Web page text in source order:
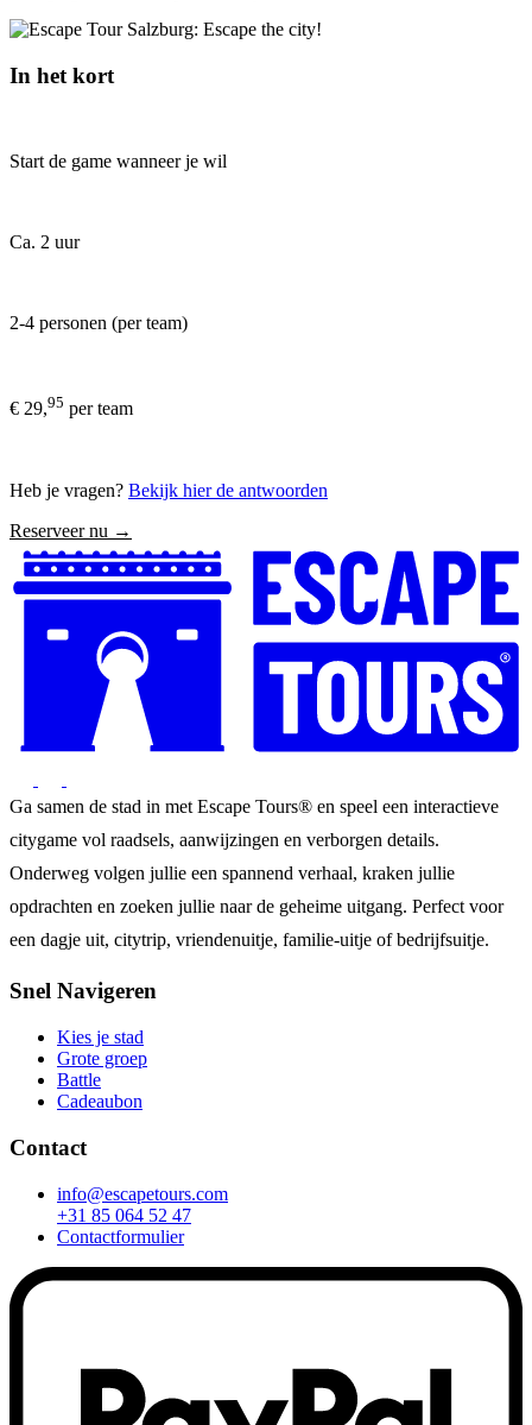
In het kort
Start de game wanneer je wil
Ca. 2 uur
2-4 personen (per team)
€ 29,95 per team
Heb je vragen? Bekijk hier de antwoorden
Reserveer nu →
Ga samen de stad in met Escape Tours® en speel een interactieve
citygame vol raadsels, aanwijzingen en verborgen details.
Onderweg volgen jullie een spannend verhaal, kraken jullie
opdrachten en zoeken jullie naar de geheime uitgang. Perfect voor
een dagje uit, citytrip, vriendenuitje, familie-uitje of bedrijfsuitje.
Snel Navigeren
Kies je stad
Grote groep
Battle
Cadeaubon
Contact
info@escapetours.com
+31 85 064 52 47
Contactformulier